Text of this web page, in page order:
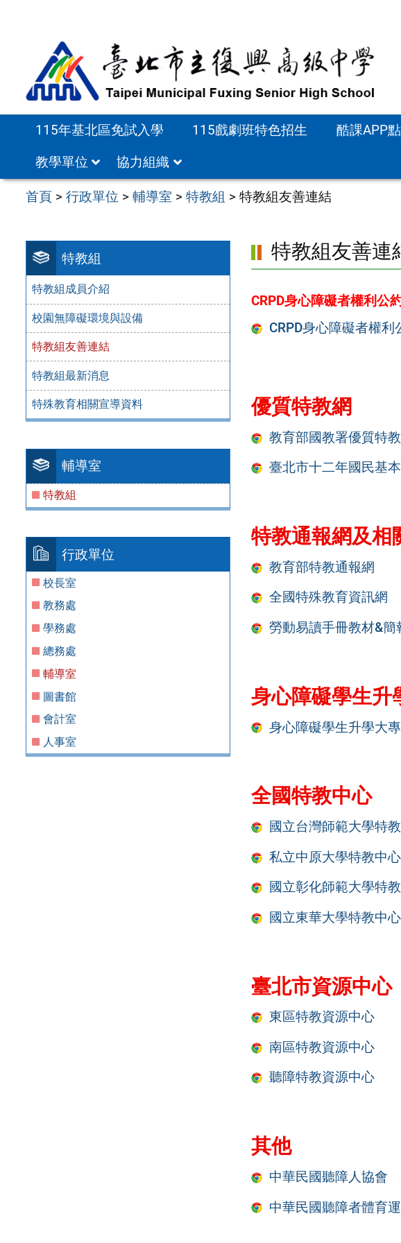
115年基北區免試入學 115戲劇班特色招生 酷課APP
教學單位
協力組織
首頁 >行政單位 >輔導室 >特教組 >特教組友善連結
特教組
特教組成員介紹
校園無障礙環境與設備
特教組友善連結
特教組最新消息
特殊教育相關宣導資料
輔導室
特教組
行政單位
校長室
教務處
學務處
總務處
輔導室
圖書館
會計室
人事室
特教組友善連
CRPD身心障礙者權利公
CRPD身心障礙者權利
優質特教網
教育部國教署優質特
臺北市十二年國民基
特教通報網及相
教育部特教通報網
全國特殊教育資訊網
勞動易讀手冊教材&簡
身心障礙學生升
身心障礙學生升學大
全國特教中心
國立台灣師範大學特
私立中原大學特教中心
國立彰化師範大學特
國立東華大學特教中心
臺北市資源中心
東區特教資源中心
南區特教資源中心
聽障特教資源中心
其他
中華民國聽障人協會
中華民國聽障者體育